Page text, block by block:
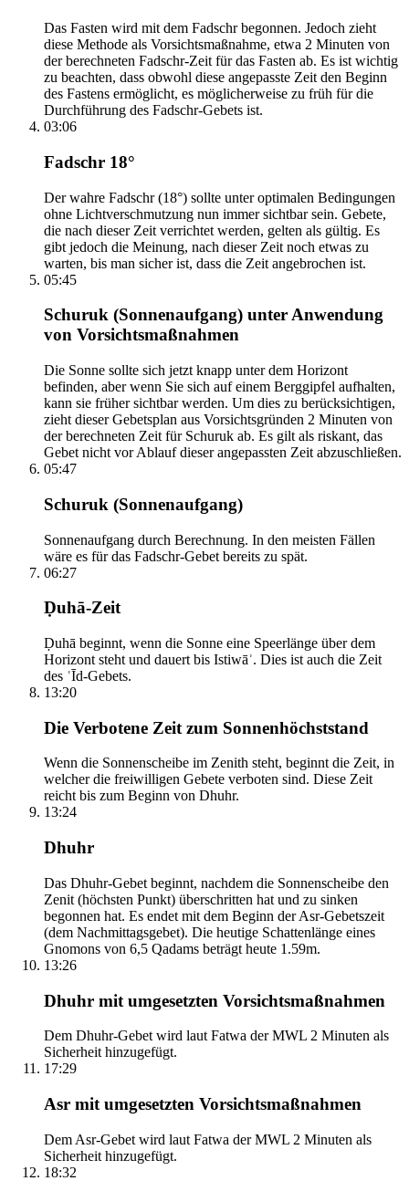
Das Fasten wird mit dem Fadschr begonnen. Jedoch zieht
diese Methode als Vorsichtsmaßnahme, etwa 2 Minuten von
der berechneten Fadschr-Zeit für das Fasten ab. Es ist wichtig
zu beachten, dass obwohl diese angepasste Zeit den Beginn
des Fastens ermöglicht, es möglicherweise zu früh für die
Durchführung des Fadschr-Gebets ist.
03:06
Fadschr 18°
Der wahre Fadschr (18°) sollte unter optimalen Bedingungen
ohne Lichtverschmutzung nun immer sichtbar sein. Gebete,
die nach dieser Zeit verrichtet werden, gelten als gültig. Es
gibt jedoch die Meinung, nach dieser Zeit noch etwas zu
warten, bis man sicher ist, dass die Zeit angebrochen ist.
05:45
Schuruk (Sonnenaufgang) unter Anwendung
von Vorsichtsmaßnahmen
Die Sonne sollte sich jetzt knapp unter dem Horizont
befinden, aber wenn Sie sich auf einem Berggipfel aufhalten,
kann sie früher sichtbar werden. Um dies zu berücksichtigen,
zieht dieser Gebetsplan aus Vorsichtsgründen 2 Minuten von
der berechneten Zeit für Schuruk ab. Es gilt als riskant, das
Gebet nicht vor Ablauf dieser angepassten Zeit abzuschließen.
05:47
Schuruk (Sonnenaufgang)
Sonnenaufgang durch Berechnung. In den meisten Fällen
wäre es für das Fadschr-Gebet bereits zu spät.
06:27
Ḍuhā-Zeit
Ḍuhā beginnt, wenn die Sonne eine Speerlänge über dem
Horizont steht und dauert bis Istiwāʾ. Dies ist auch die Zeit
des ʿĪd-Gebets.
13:20
Die Verbotene Zeit zum Sonnenhöchststand
Wenn die Sonnenscheibe im Zenith steht, beginnt die Zeit, in
welcher die freiwilligen Gebete verboten sind. Diese Zeit
reicht bis zum Beginn von Dhuhr.
13:24
Dhuhr
Das Dhuhr-Gebet beginnt, nachdem die Sonnenscheibe den
Zenit (höchsten Punkt) überschritten hat und zu sinken
begonnen hat. Es endet mit dem Beginn der Asr-Gebetszeit
(dem Nachmittagsgebet). Die heutige Schattenlänge eines
Gnomons von 6,5 Qadams beträgt heute 1.59m.
13:26
Dhuhr mit umgesetzten Vorsichtsmaßnahmen
Dem Dhuhr-Gebet wird laut Fatwa der MWL 2 Minuten als
Sicherheit hinzugefügt.
17:29
Asr mit umgesetzten Vorsichtsmaßnahmen
Dem Asr-Gebet wird laut Fatwa der MWL 2 Minuten als
Sicherheit hinzugefügt.
18:32